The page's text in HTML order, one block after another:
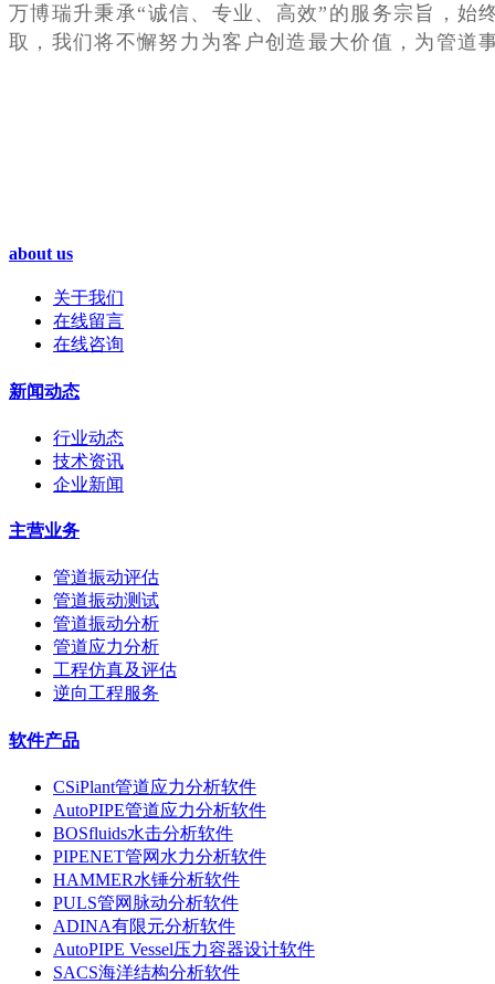
万博瑞升秉承“诚信、专业、高效”的服务宗旨，始
取，我们将不懈努力为客户创造最大价值，为管道
about us
关于我们
在线留言
在线咨询
新闻动态
行业动态
技术资讯
企业新闻
主营业务
管道振动评估
管道振动测试
管道振动分析
管道应力分析
工程仿真及评估
逆向工程服务
软件产品
CSiPlant管道应力分析软件
AutoPIPE管道应力分析软件
BOSfluids水击分析软件
PIPENET管网水力分析软件
HAMMER水锤分析软件
PULS管网脉动分析软件
ADINA有限元分析软件
AutoPIPE Vessel压力容器设计软件
SACS海洋结构分析软件